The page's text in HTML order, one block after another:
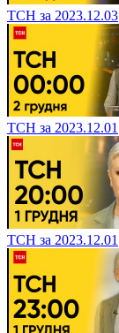
ТСН за 2023.12.03
ТСН за 2023.12.01
ТСН за 2023.12.01